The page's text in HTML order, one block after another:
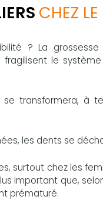
CHEZ
? La
fragilisent le
transformera, à
les dents se
surtout chez les
important que,
prématuré.